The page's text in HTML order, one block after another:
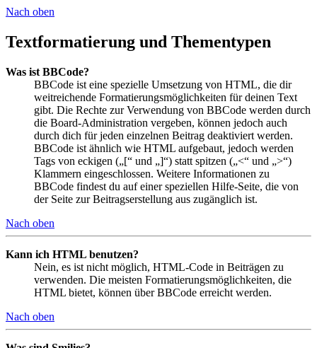
Nach oben
Textformatierung und Thementypen
Was ist BBCode?
BBCode ist eine spezielle Umsetzung von HTML, die dir
weitreichende Formatierungsmöglichkeiten für deinen Text
gibt. Die Rechte zur Verwendung von BBCode werden durch
die Board-Administration vergeben, können jedoch auch
durch dich für jeden einzelnen Beitrag deaktiviert werden.
BBCode ist ähnlich wie HTML aufgebaut, jedoch werden
Tags von eckigen („[“ und „]“) statt spitzen („<“ und „>“)
Klammern eingeschlossen. Weitere Informationen zu
BBCode findest du auf einer speziellen Hilfe-Seite, die von
der Seite zur Beitragserstellung aus zugänglich ist.
Nach oben
Kann ich HTML benutzen?
Nein, es ist nicht möglich, HTML-Code in Beiträgen zu
verwenden. Die meisten Formatierungsmöglichkeiten, die
HTML bietet, können über BBCode erreicht werden.
Nach oben